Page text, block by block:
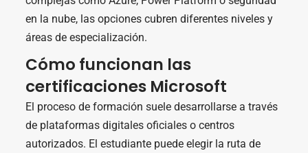
en la nube, las opciones cubren diferentes niveles y
áreas de especialización.
Cómo funcionan las
certificaciones Microsoft
El proceso de formación suele desarrollarse a través
de plataformas digitales oficiales o centros
autorizados. El estudiante puede elegir la ruta de